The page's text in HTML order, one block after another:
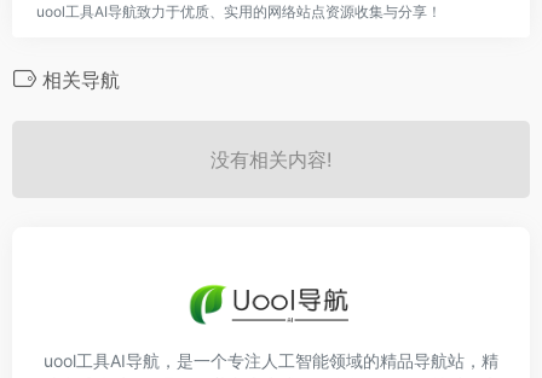
uool工具AI导航致力于优质、实用的网络站点资源收集与分享！
相关导航
没有相关内容!
uool工具AI导航，是一个专注人工智能领域的精品导航站，精